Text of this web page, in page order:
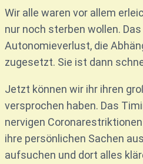
Wir alle waren vor allem
nur noch sterben wollen.
Autonomieverlust, die
zugesetzt. Sie ist dann
Jetzt können wir ihr ihren
versprochen haben. Das
nervigen
ihre persönlichen Sachen
aufsuchen und dort alles